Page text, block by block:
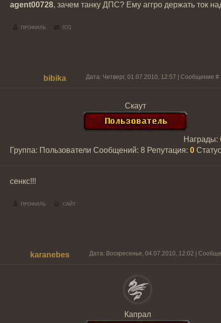
agent00728, зачем танку ДПС? Ему аггро держать ток
bibika Дата: Четверг, 01.07.2010, 12:57 | Сообщение #
Скаут
Группа: Пользователи Сообщений: 8
Награды:
Репутация: 0
сенкс!!!
karanebes Дата: Воскресенье, 04.07.2010, 12:02 |
Капрал